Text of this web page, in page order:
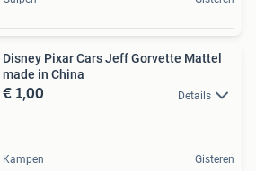
Disney Pixar Cars Jeff Gorvette Mattel
made in China
€ 1,00 Details
Kampen Gisteren